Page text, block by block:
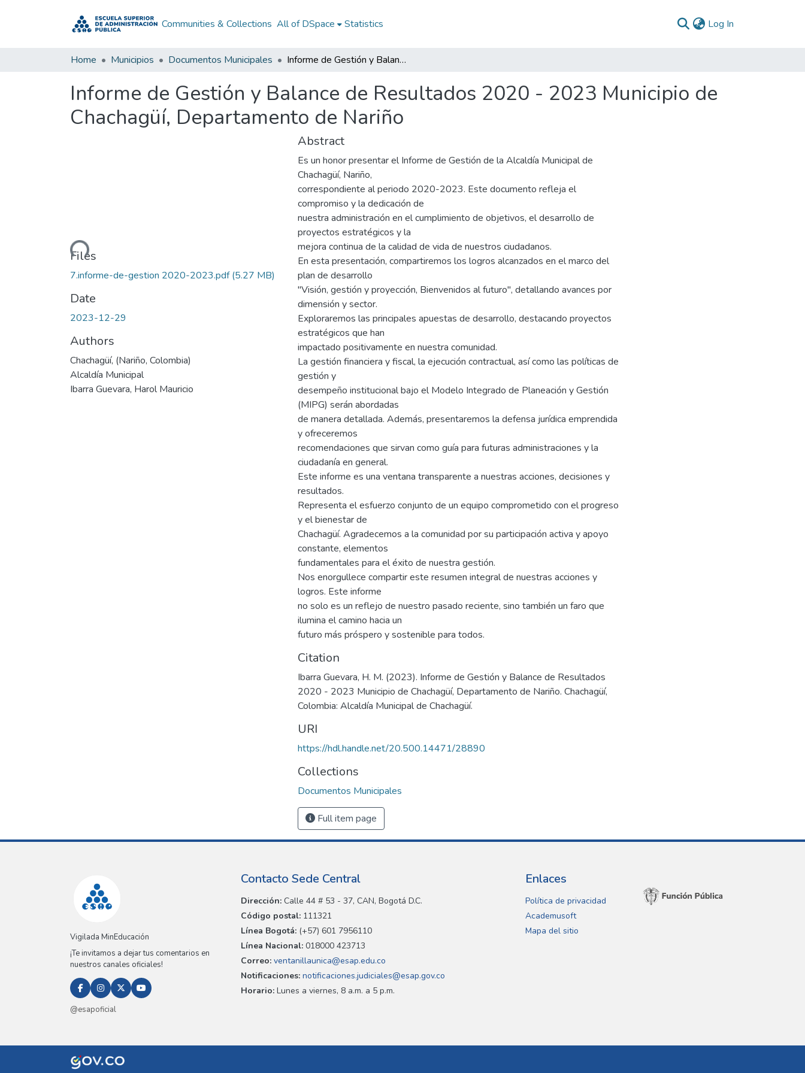
Communities & Collections All of DSpace Statistics Log In
Home Municipios Documentos Municipales Informe de Gestión y Balance de Resultados 2020 - 2023 Municipio de Chachagüí, Departamento de Nariño
Informe de Gestión y Balance de Resultados 2020 - 2023 Municipio de
Chachagüí, Departamento de Nariño
Loading...
Files
7.informe-de-gestion 2020-2023.pdf(5.27 MB)
Date
2023-12-29
Authors
Chachagüí, (Nariño, Colombia)
Alcaldía Municipal
Ibarra Guevara, Harol Mauricio
Abstract
Es un honor presentar el Informe de Gestión de la Alcaldía Municipal de
Chachagüí, Nariño,
correspondiente al periodo 2020-2023. Este documento refleja el
compromiso y la dedicación de
nuestra administración en el cumplimiento de objetivos, el desarrollo de
proyectos estratégicos y la
mejora continua de la calidad de vida de nuestros ciudadanos.
En esta presentación, compartiremos los logros alcanzados en el marco del
plan de desarrollo
"Visión, gestión y proyección, Bienvenidos al futuro", detallando avances por
dimensión y sector.
Exploraremos las principales apuestas de desarrollo, destacando proyectos
estratégicos que han
impactado positivamente en nuestra comunidad.
La gestión financiera y fiscal, la ejecución contractual, así como las políticas de
gestión y
desempeño institucional bajo el Modelo Integrado de Planeación y Gestión
(MIPG) serán abordadas
de manera detallada. Además, presentaremos la defensa jurídica emprendida
y ofreceremos
recomendaciones que sirvan como guía para futuras administraciones y la
ciudadanía en general.
Este informe es una ventana transparente a nuestras acciones, decisiones y
resultados.
Representa el esfuerzo conjunto de un equipo comprometido con el progreso
y el bienestar de
Chachagüí. Agradecemos a la comunidad por su participación activa y apoyo
constante, elementos
fundamentales para el éxito de nuestra gestión.
Nos enorgullece compartir este resumen integral de nuestras acciones y
logros. Este informe
no solo es un reflejo de nuestro pasado reciente, sino también un faro que
ilumina el camino hacia un
futuro más próspero y sostenible para todos.
Citation
Ibarra Guevara, H. M. (2023). Informe de Gestión y Balance de Resultados
2020 - 2023 Municipio de Chachagüí, Departamento de Nariño. Chachagüí,
Colombia: Alcaldía Municipal de Chachagüí.
URI
https://hdl.handle.net/20.500.14471/28890
Collections
Documentos Municipales
Full item page
Vigilada MinEducación
¡Te invitamos a dejar tus comentarios en
nuestros canales oficiales!
@esapoficial
Contacto Sede Central
Dirección: Calle 44 # 53 - 37, CAN, Bogotá D.C.
Código postal: 111321
Línea Bogotá: (+57) 601 7956110
Línea Nacional: 018000 423713
Correo: ventanillaunica@esap.edu.co
Notificaciones: notificaciones.judiciales@esap.gov.co
Horario: Lunes a viernes, 8 a.m. a 5 p.m.
Enlaces
Política de privacidad
Academusoft
Mapa del sitio